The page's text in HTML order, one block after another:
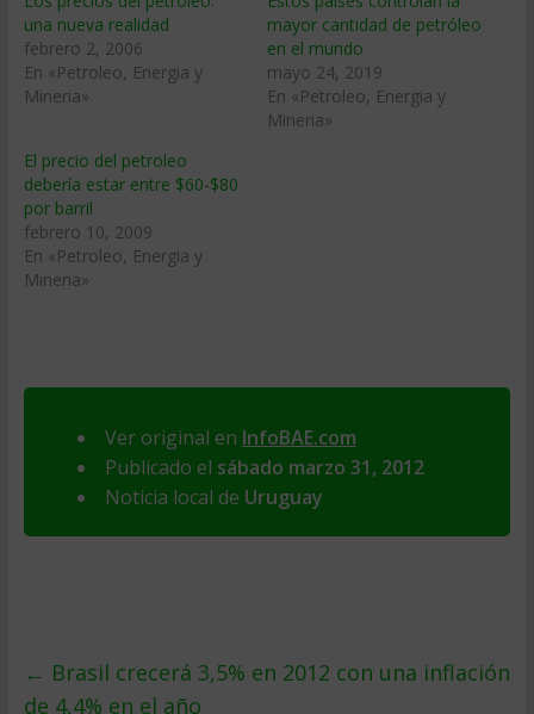
una nueva realidad
febrero 2, 2006
En «Petroleo, Energia y
Mineria»
mayor cantidad de petróleo
en el mundo
mayo 24, 2019
En «Petroleo, Energia y
Mineria»
El precio del petroleo
deberí­a estar entre $60-$80
por barril
febrero 10, 2009
En «Petroleo, Energia y
Mineria»
Ver original en InfoBAE.com
Publicado el sábado marzo 31, 2012
Noticia local de Uruguay
← Brasil crecerá 3,5% en 2012 con una inflación
de 4,4% en el año